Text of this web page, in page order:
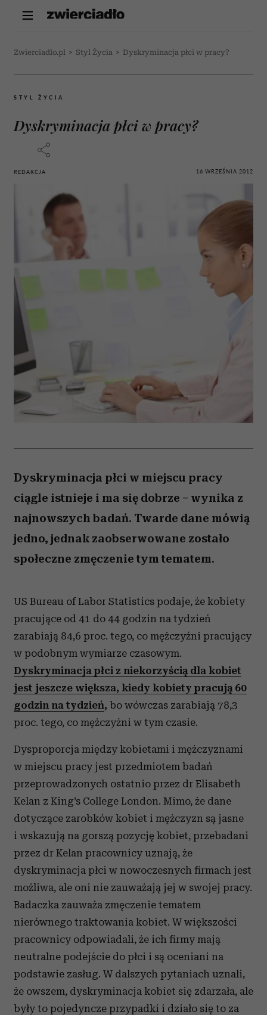
Zwierciadlo.pl > Styl Życia > Dyskryminacja płci w pracy?
STYL ŻYCIA
Dyskryminacja płci w pracy?
REDAKCJA 16 WRZEŚNIA 2012
Dyskryminacja płci w miejscu pracy
ciągle istnieje i ma się dobrze – wynika z
najnowszych badań. Twarde dane mówią
jedno, jednak zaobserwowane zostało
społeczne zmęczenie tym tematem.
US Bureau of Labor Statistics podaje, że kobiety
pracujące od 41 do 44 godzin na tydzień
zarabiają 84,6 proc. tego, co mężczyźni pracujący
w podobnym wymiarze czasowym.
Dyskryminacja płci z niekorzyścią dla kobiet
jest jeszcze większa, kiedy kobiety pracują 60
godzin na tydzień, bo wówczas zarabiają 78,3
proc. tego, co mężczyźni w tym czasie.
Dysproporcja między kobietami i mężczyznami
w miejscu pracy jest przedmiotem badań
przeprowadzonych ostatnio przez dr Elisabeth
Kelan z King’s College London. Mimo, że dane
dotyczące zarobków kobiet i mężczyzn są jasne
i wskazują na gorszą pozycję kobiet, przebadani
przez dr Kelan pracownicy uznają, że
dyskryminacja płci w nowoczesnych firmach jest
możliwa, ale oni nie zauważają jej w swojej pracy.
Badaczka zauważa zmęczenie tematem
nierównego traktowania kobiet. W większości
pracownicy odpowiadali, że ich firmy mają
neutralne podejście do płci i są oceniani na
podstawie zasług. W dalszych pytaniach uznali,
że owszem, dyskryminacja kobiet się zdarzała, ale
były to pojedyncze przypadki i działo się to za